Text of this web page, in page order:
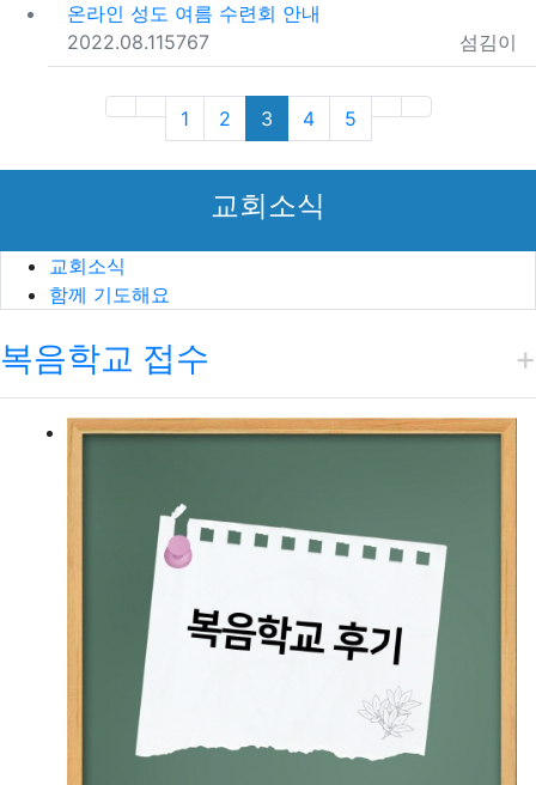
온라인 성도 여름 수련회 안내
등록자
섬김이
등록일
2022.08.11조회
5767
(first) 1 2 3(current)
4 5 (next)(last)
교회소식
교회소식
함께 기도해요
복음학교 접수